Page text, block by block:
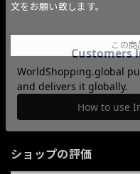
文をお願い致します。
この商
ショップの評価